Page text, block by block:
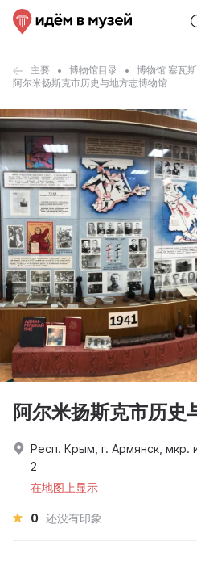
主要 博物馆目录
博物馆 塞瓦
阿尔米扬斯克市历史与地方志博物馆
阿尔米扬斯克市历史
Респ. Крым, г. Армянск, мкр.
2
在地图上显示
0 还没有印象